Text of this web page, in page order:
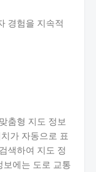
경험을 지속적
춤형 지도 정보
가 자동으로 표
색하여 지도 정
에는 도로 교통